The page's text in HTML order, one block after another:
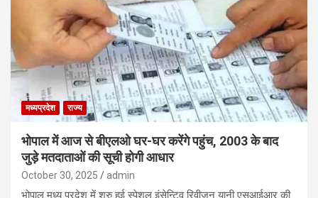
मध्यप्रदेश राज्य
भोपाल में आज से बीएलओ घर-घर करेंगे पहुंच, 2003 के बाद
जुड़े मतदाताओं की सूची होगी आधार
October 30, 2025 admin
भोपाल मध्य प्रदेश में शुरु हुई स्पेशल इंसेन्टिव रिवीजन यानी एसआईआर की